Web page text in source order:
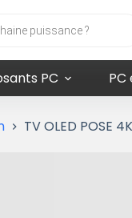
PC
TV OLED POSE